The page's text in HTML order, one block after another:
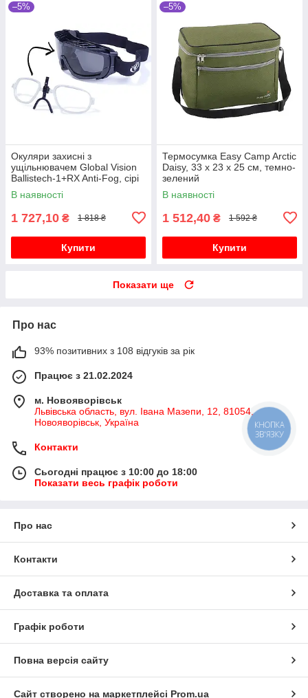
–5%
Окуляри захисні з
ущільнювачем Global Vision
Ballistech-1+RX Anti-Fog, сірі
В наявності
1 727,10 ₴ 1 818 ₴
Купити
–5%
Термосумка Easy Camp Arctic
Daisy, 33 x 23 x 25 см, темно-
зелений
В наявності
1 512,40 ₴ 1 592 ₴
Купити
Показати ще
Про нас
93% позитивних з 108 відгуків за рік
Працює з 21.02.2024
м. Новояворівськ
Львівська область, вул. Івана Мазепи, 12, 81054,
Новояворівськ, Україна
Контакти
Сьогодні працює з 10:00 до 18:00
Показати весь графік роботи
Про нас
Контакти
Доставка та оплата
Графік роботи
Повна версія сайту
Сайт створено на маркетплейсі Prom.ua
КНОПКА
ЗВ'ЯЗКУ